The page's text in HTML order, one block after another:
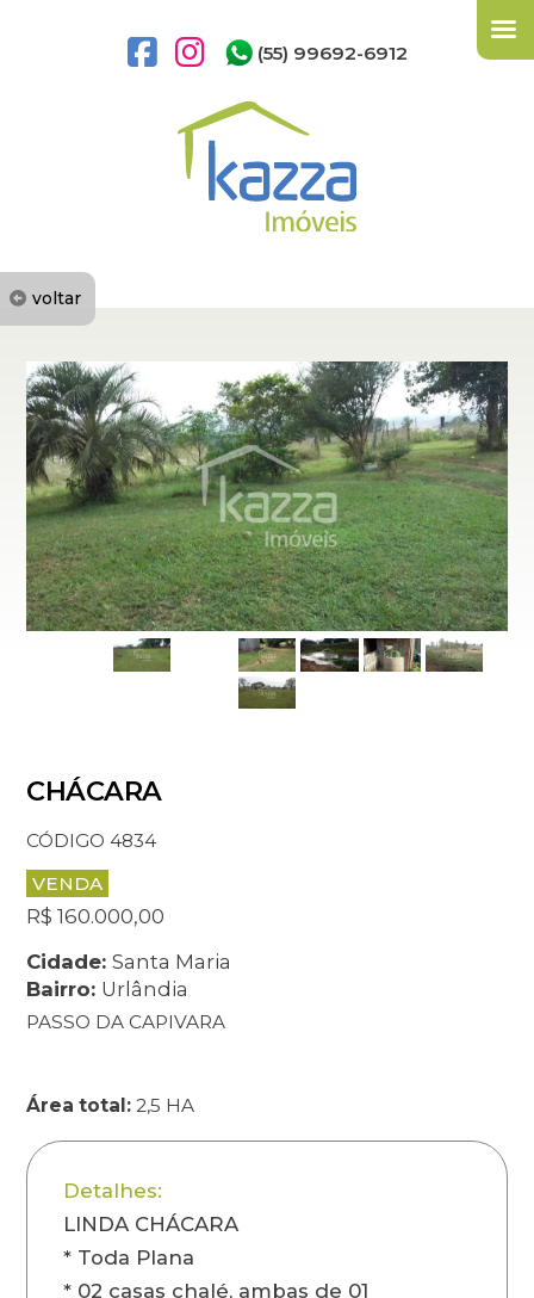
(55) 99692-6912
voltar
CHÁCARA
CÓDIGO 4834
VENDA
R$ 160.000,00
Cidade:Santa Maria
Bairro: Urlândia
PASSO DA CAPIVARA
Área total:2,5 HA
Detalhes:
LINDA CHÁCARA
* Toda Plana
* 02 casas chalé, ambas de 01